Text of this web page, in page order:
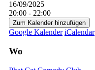
16/09/2025
20:00 - 22:00
Zum Kalender hinzufügen
Google Kalender iCalendar
Wo